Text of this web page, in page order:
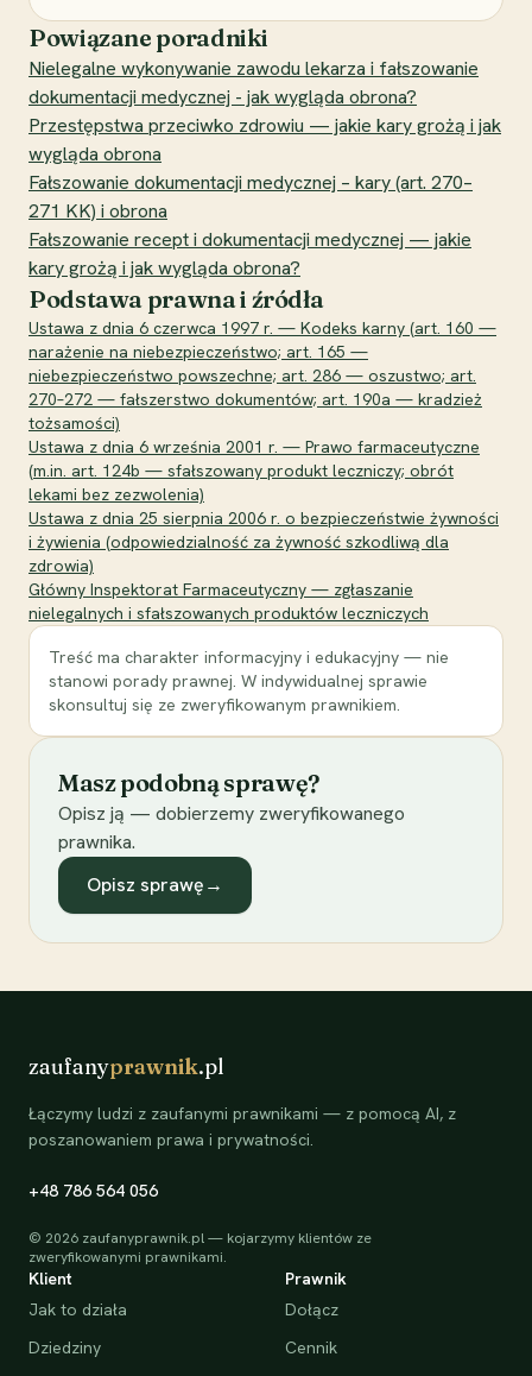
Powiązane poradniki
Nielegalne wykonywanie zawodu lekarza i fałszowanie
dokumentacji medycznej - jak wygląda obrona?
Przestępstwa przeciwko zdrowiu — jakie kary grożą i jak
wygląda obrona
Fałszowanie dokumentacji medycznej – kary (art. 270–
271 KK) i obrona
Fałszowanie recept i dokumentacji medycznej — jakie
kary grożą i jak wygląda obrona?
Podstawa prawna i źródła
Ustawa z dnia 6 czerwca 1997 r. — Kodeks karny (art. 160 —
narażenie na niebezpieczeństwo; art. 165 —
niebezpieczeństwo powszechne; art. 286 — oszustwo; art.
270–272 — fałszerstwo dokumentów; art. 190a — kradzież
tożsamości)
Ustawa z dnia 6 września 2001 r. — Prawo farmaceutyczne
(m.in. art. 124b — sfałszowany produkt leczniczy; obrót
lekami bez zezwolenia)
Ustawa z dnia 25 sierpnia 2006 r. o bezpieczeństwie żywności
i żywienia (odpowiedzialność za żywność szkodliwą dla
zdrowia)
Główny Inspektorat Farmaceutyczny — zgłaszanie
nielegalnych i sfałszowanych produktów leczniczych
Treść ma charakter informacyjny i edukacyjny — nie
stanowi porady prawnej. W indywidualnej sprawie
skonsultuj się ze zweryfikowanym prawnikiem.
Masz podobną sprawę?
Opisz ją — dobierzemy zweryfikowanego
prawnika.
Opisz sprawę→
zaufanyprawnik.pl
Łączymy ludzi z zaufanymi prawnikami — z pomocą AI, z
poszanowaniem prawa i prywatności.
+48 786 564 056
© 2026 zaufanyprawnik.pl — kojarzymy klientów ze
zweryfikowanymi prawnikami.
Klient
Jak to działa
Dziedziny
Prawnik
Dołącz
Cennik